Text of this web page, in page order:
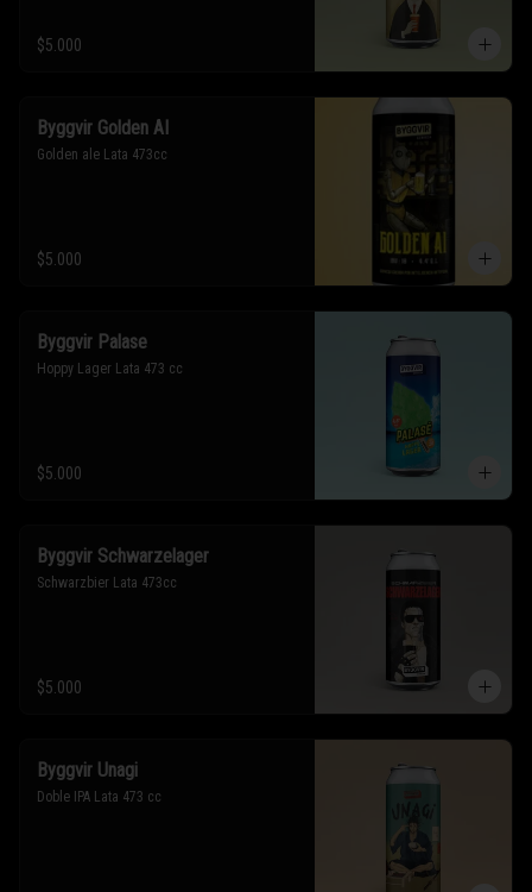
$5.000
Byggvir Golden AI
Golden ale Lata 473cc
$5.000
Byggvir Palase
Hoppy Lager Lata 473 cc
$5.000
Byggvir Schwarzelager
Schwarzbier Lata 473cc
$5.000
Byggvir Unagi
Doble IPA Lata 473 cc